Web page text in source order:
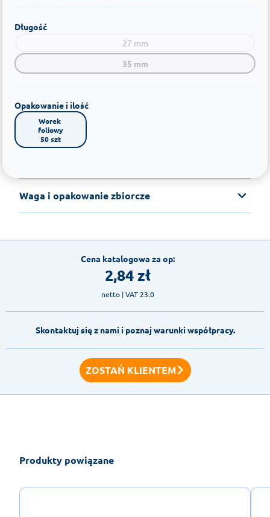
Długość
27 mm
35 mm
Opakowanie i ilość
Worek
foliowy
50 szt
Waga i opakowanie zbiorcze
Cena katalogowa za op:
2,84zł
netto | VAT 23.0
Skontaktuj się z nami i poznaj warunki współpracy.
ZOSTAŃ KLIENTEM
Produkty powiązane